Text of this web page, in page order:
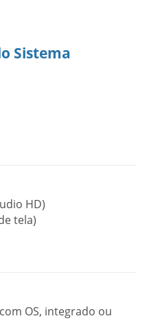
Sistema
HD)
tela)
OS, integrado ou